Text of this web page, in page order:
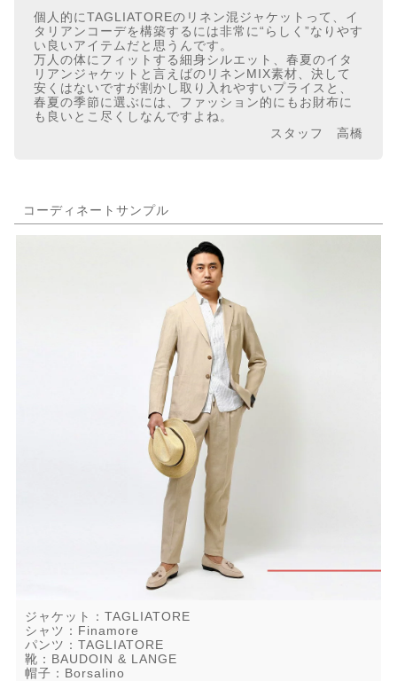
個人的にTAGLIATOREのリネン混ジャケットって、イ
タリアンコーデを構築するには非常に“らしく”なりやす
い良いアイテムだと思うんです。
万人の体にフィットする細身シルエット、春夏のイタ
リアンジャケットと言えばのリネンMIX素材、決して
安くはないですが割かし取り入れやすいプライスと、
春夏の季節に選ぶには、ファッション的にもお財布に
も良いとこ尽くしなんですよね。
スタッフ 高橋
コーディネートサンプル
ジャケット：TAGLIATORE
シャツ：Finamore
パンツ：TAGLIATORE
靴：BAUDOIN & LANGE
帽子：Borsalino